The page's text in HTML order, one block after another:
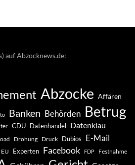
auf Abzocknews.de:
Abzocke Affären
Banken Behörden Betrug
CDU Datenhandel Datenklau
Drohung Druck Dubios E-Mail
EU Experten Facebook FDP Festnahme